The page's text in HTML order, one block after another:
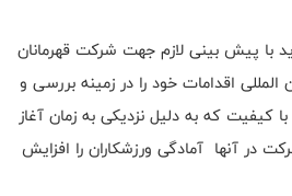
با پیش بینی لازم جهت شرکت قهرمانان
اقدامات خود را در زمینه بررسی و
کیفیت که به دلیل نزدیکی به زمان آغاز
در آنها آمادگی ورزشکاران را افزایش